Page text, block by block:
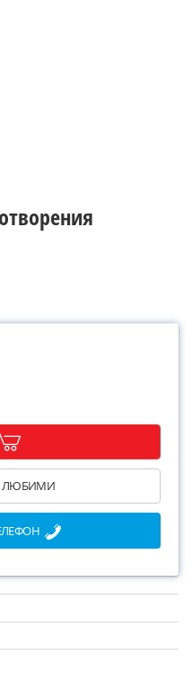
ЛЮБИМИ